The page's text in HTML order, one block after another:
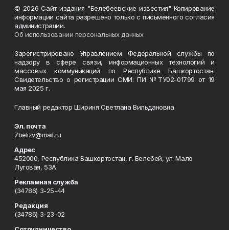
© 2026 Сайт издания "Белебеевские известия" Копирование
информации сайта разрешено только с письменного согласия
администрации.
Об использовании персональных данных
Зарегистрировано Управлением Федеральной службы по
надзору в сфере связи, информационных технологий и
массовых коммуникаций по Республике Башкортостан.
Свидетельство о регистрации СМИ: ПИ №ТУ02-01799 от 19
мая 2025 г.
Главный редактор Шириня Светлана Вильдановна
Эл. почта
7belizv@mail.ru
Адрес
452000, Республика Башкортостан, г. Белебей, ул. Мало
Луговая, 53А
Рекламная служба
(34786) 3-25-44
Редакция
(34786) 3-23-02